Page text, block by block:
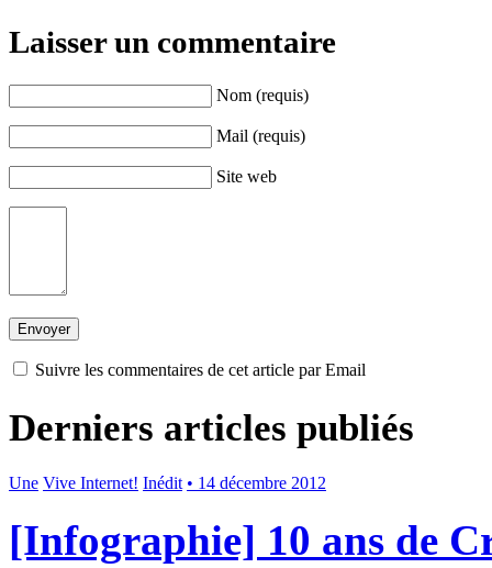
Laisser un commentaire
Nom (requis)
Mail (requis)
Site web
Suivre les commentaires de cet article par Email
Derniers articles publiés
Une Vive Internet! Inédit • 14 décembre 2012
[Infographie] 10 ans de